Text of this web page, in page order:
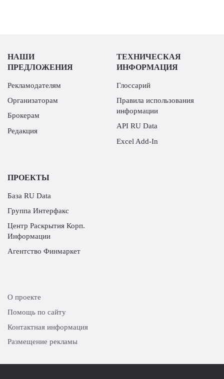
НАШИ
ПРЕДЛОЖЕНИЯ
Рекламодателям
Организаторам
Брокерам
Редакция
ТЕХНИЧЕСКАЯ
ИНФОРМАЦИЯ
Глоссарий
Правила использования
информации
API RU Data
Excel Add-In
ПРОЕКТЫ
База RU Data
Группа Интерфакс
Центр Раскрытия Корп.
Информации
Агентство Финмаркет
О проекте
Помощь по сайту
Контактная информация
Размещение рекламы